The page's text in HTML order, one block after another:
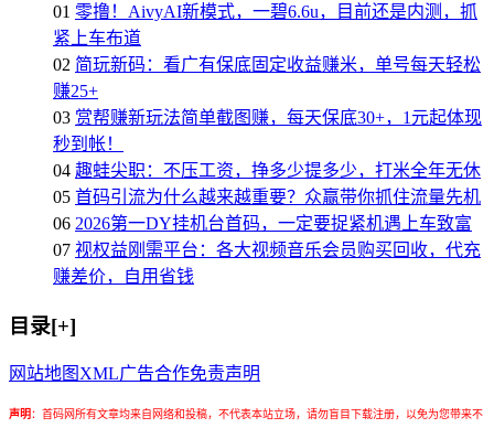
01 零撸！AivyAI新模式，一碧6.6u，目前还是内测，抓
紧上车布道
02 简玩新码：看广有保底固定收益赚米，单号每天轻松
赚25+
03 赏帮赚新玩法简单截图赚，每天保底30+，1元起体现
秒到帐！
04 趣蛙尖职：不压工资，挣多少提多少，打米全年无休
05 首码引流为什么越来越重要？众赢带你抓住流量先机
06 2026第一DY挂机台首码，一定要捉紧机遇上车致富
07 视权益刚需平台：各大视频音乐会员购买回收，代充
赚差价，自用省钱
目录[+]
网站地图 XML广告合作免责声明
声明： 首码网所有文章均来自网络和投稿，不代表本站立场，请勿盲目下载注册，以免为您带来不